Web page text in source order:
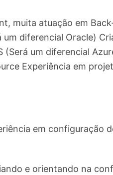
muita atuação em
um diferencial Oracle)
um diferencial
Experiência em
em configuração
e orientando na